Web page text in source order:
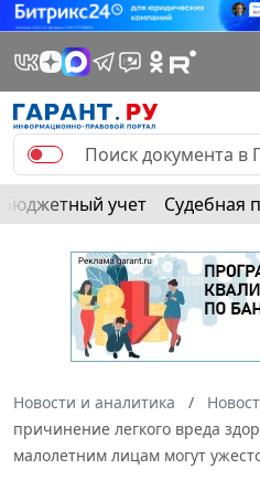
Бюджетный учет Судебная
Новости и аналитика
причинение легкого вреда
малолетним лицам могут